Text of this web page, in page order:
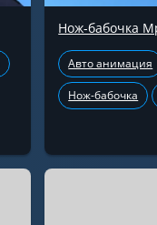
Нож-бабочка
Авто анимация
Нож-бабочка